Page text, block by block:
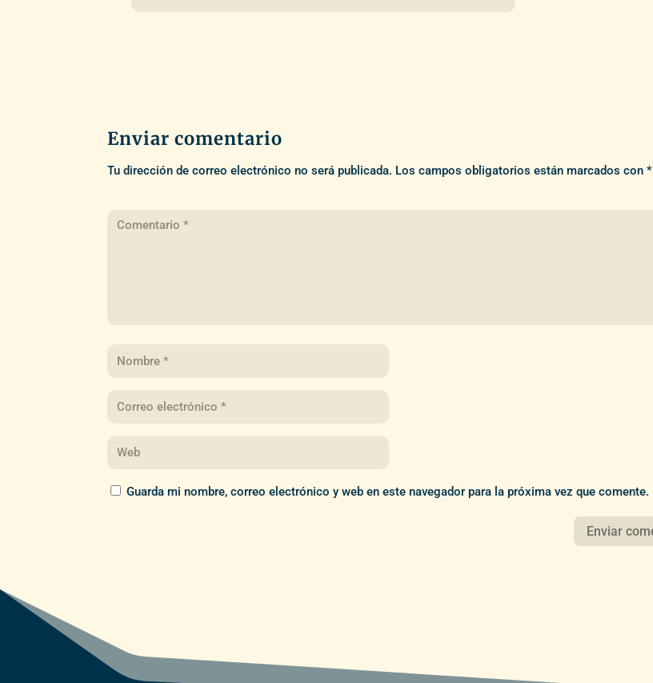
Enviar comentario
Tu dirección de correo electrónico no será publicada. Los campos obligatorios están marcados con*
Guarda mi nombre, correo electrónico y web en este navegador para la próxima vez que comente.